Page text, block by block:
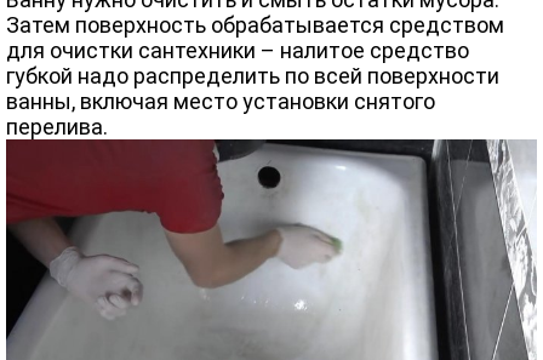
Затем поверхность обрабатывается средством
для очистки сантехники – налитое средство
губкой надо распределить по всей поверхности
ванны, включая место установки снятого
перелива.